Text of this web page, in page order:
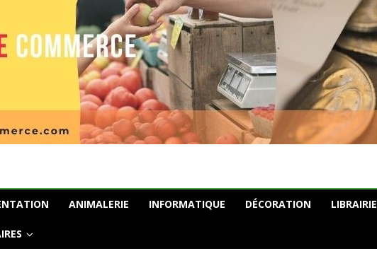
ANIMALERIE INFORMATIQUE DÉCORATION LIBRAIRIE